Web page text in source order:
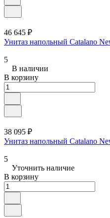
46 645 ₽
Унитаз напольный Catalano
5
В наличии
В корзину
38 095 ₽
Унитаз напольный Catalano
5
Уточнить наличие
В корзину